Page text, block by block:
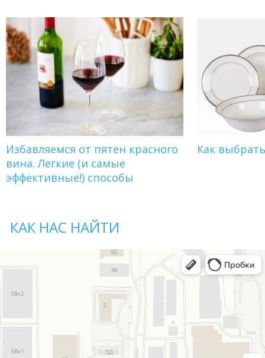
Избавляемся от пятен красного
вина. Легкие (и самые
эффективные!) способы
Как
КАК НАС НАЙТИ